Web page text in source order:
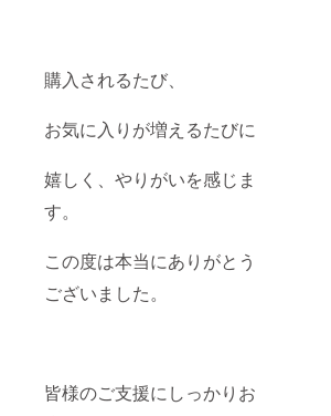
購入されるたび、
お気に入りが増えるたびに
嬉しく、やりがいを感じま
す。
この度は本当にありがとう
ございました。
皆様のご支援にしっかりお